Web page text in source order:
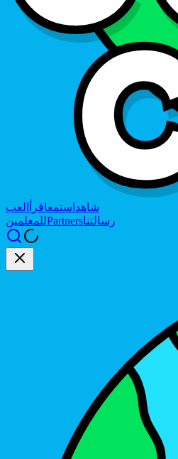
شاهد استمعاقرأ
العب
للمعلمينPartnersرسالتنا